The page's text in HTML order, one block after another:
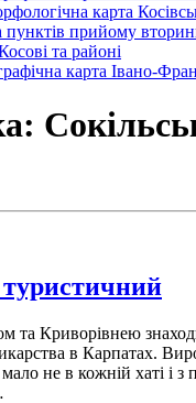
карта
пунктів прийому
та районі
карта Івано-
та Криворівнею
в Карпатах.
не в кожній хаті і з